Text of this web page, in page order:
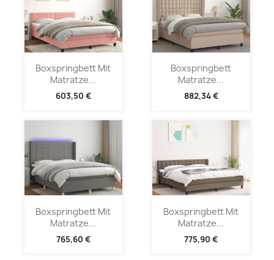
Boxspringbett Mit
Matratze...
603,50 €
Boxspringbett
Matratze...
882,34 €
Boxspringbett Mit
Matratze...
765,60 €
Boxspringbett Mit
Matratze...
775,90 €